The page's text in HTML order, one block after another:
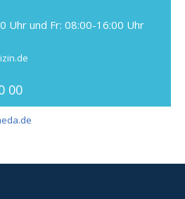
Uhr und Fr: 08:00-16:00 Uhr
00